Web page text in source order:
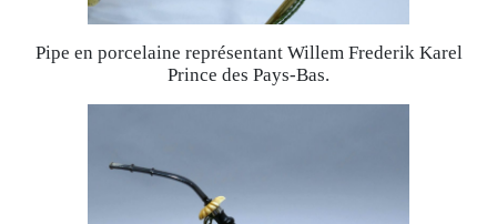
Pipe en porcelaine représentant Willem Frederik Karel
Prince des Pays-Bas.